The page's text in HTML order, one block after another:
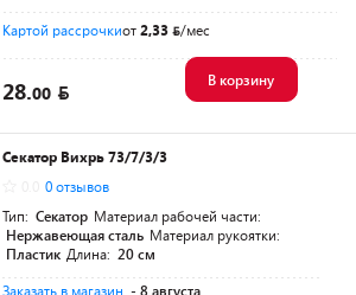
Картой рассрочкиот2,33 /мес
28.00
В корзину
Секатор Вихрь 73/7/3/3
0 отзывов
Тип: Секатор Материал рабочей части:
Нержавеющая сталь Материал рукоятки:
Пластик Длина: 20 см
Заказать в магазин - 8 августа